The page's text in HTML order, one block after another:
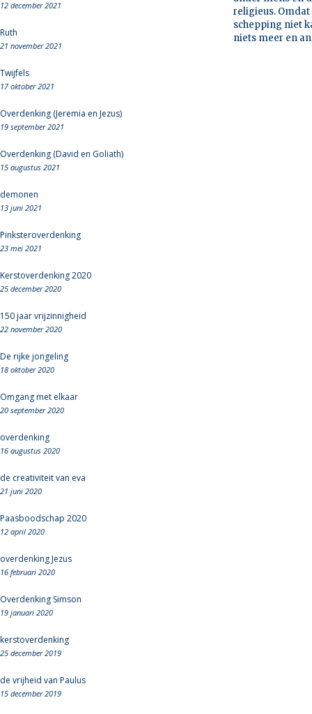
12 december 2021
Ruth
21 november 2021
Twijfels
17 oktober 2021
Overdenking (Jeremia en Jezus)
19 september 2021
Overdenking (David en Goliath)
15 augustus 2021
demonen
13 juni 2021
Pinksteroverdenking
23 mei 2021
Kerstoverdenking 2020
25 december 2020
150 jaar vrijzinnigheid
22 november 2020
De rijke jongeling
18 oktober 2020
Omgang met elkaar
20 september 2020
overdenking
16 augustus 2020
de creativiteit van eva
21 juni 2020
Paasboodschap 2020
12 april 2020
overdenking Jezus
16 februari 2020
Overdenking Simson
19 januari 2020
kerstoverdenking
25 december 2019
de vrijheid van Paulus
15 december 2019
religieus. Omdat
schepping niet
niets meer en